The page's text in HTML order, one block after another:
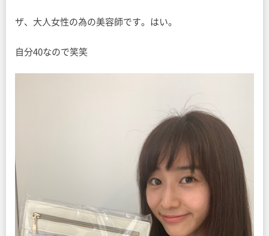
ザ、大人女性の為の美容師です。はい。
自分40なので笑笑